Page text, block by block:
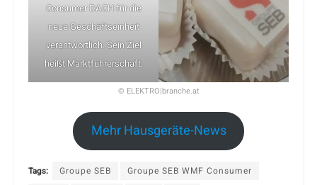
Consumer DACH für die
neue Geschäftseinheit
verantwortlich. Sein Ziel
heißt Marktführerschaft.
© ELEKTRO|branche.at
Mehr Hausgeräte-News
Tags: Groupe SEB
Groupe SEB WMF Consumer